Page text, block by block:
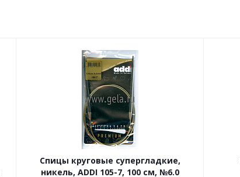
Спицы круговые супергладкие,
никель, ADDI 105-7, 100 см, №6.0